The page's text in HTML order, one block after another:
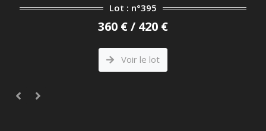
Lot : n°395
360 € / 420 €
Voir le lot